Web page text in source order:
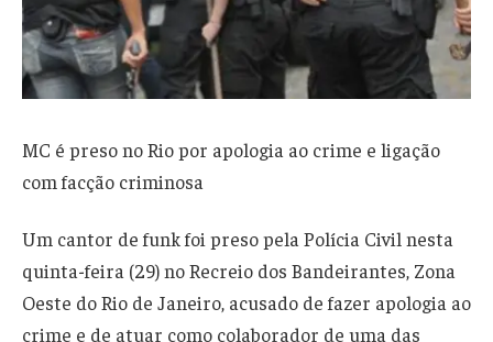
MC é preso no Rio por apologia ao crime e ligação
com facção criminosa
Um cantor de funk foi preso pela Polícia Civil nesta
quinta-feira (29) no Recreio dos Bandeirantes, Zona
Oeste do Rio de Janeiro, acusado de fazer apologia ao
crime e de atuar como colaborador de uma das